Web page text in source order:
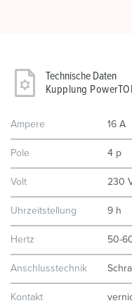
Technische Daten
Kupplung
Ampere 16 A
Pole 4 p
Volt 230
Uhrzeitstellung 9 h
Hertz 50-
Anschlusstechnik
Kontakt